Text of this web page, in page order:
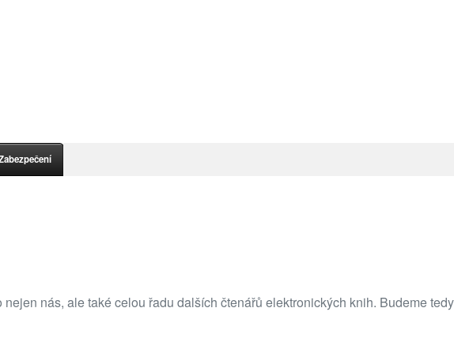
nás, ale také celou řadu dalších čtenářů elektronických knih. Budeme